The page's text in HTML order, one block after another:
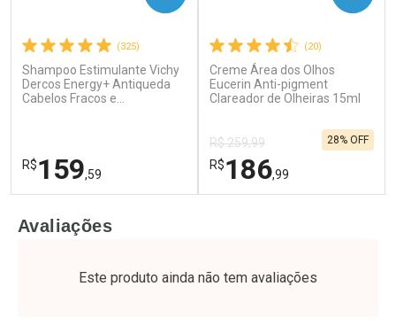
Ativar Desconto
Comprar sem Desconto
Ativar Desconto
Por R$ 49,27/cada
Comprar sem Desconto
(325)
Shampoo Estimulante Vichy
Dercos Energy+ Antiqueda
Cabelos Fracos e
R$159,59
Dermaclub
Por Menos
(20)
Creme Área dos Olhos
Eucerin Anti-pigment
Clareador de Olheiras 15ml
R$ 259,99
R$186,99
28% OFF
Laboratório
Por Menos
Avaliações
Este produto ainda não tem avaliações